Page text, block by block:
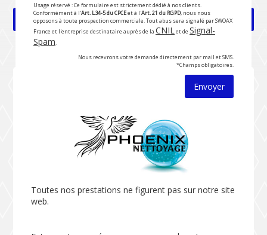
Usage réservé : Ce formulaire est strictement dédié à nos clients.
Conformément à l'Art. L34-5 du CPCEet à l'Art. 21 du RGPD, nous nous
opposons à toute prospection commerciale. Tout abus sera signalé par SWOAX
France et l'entreprise destinataire auprès de la CNILet de Signal-
Spam.
Nous recevrons votre demande directement par mail et SMS.
*Champs obligatoires.
Envoyer
Toutes nos prestations ne figurent pas sur notre site
web.
Rubrique précédente Rubrique suivante